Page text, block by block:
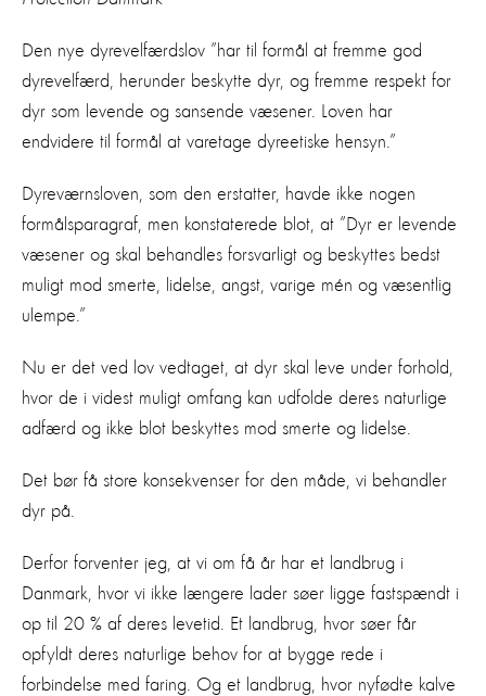
Den nye dyrevelfærdslov ”har til formål at fremme god
dyrevelfærd, herunder beskytte dyr, og fremme respekt for
dyr som levende og sansende væsener. Loven har
endvidere til formål at varetage dyreetiske hensyn.”
Dyreværnsloven, som den erstatter, havde ikke nogen
formålsparagraf, men konstaterede blot, at ”Dyr er levende
væsener og skal behandles forsvarligt og beskyttes bedst
muligt mod smerte, lidelse, angst, varige mén og væsentlig
ulempe.”
Nu er det ved lov vedtaget, at dyr skal leve under forhold,
hvor de i videst muligt omfang kan udfolde deres naturlige
adfærd og ikke blot beskyttes mod smerte og lidelse.
Det bør få store konsekvenser for den måde, vi behandler
dyr på.
Derfor forventer jeg, at vi om få år har et landbrug i
Danmark, hvor vi ikke længere lader søer ligge fastspændt i
op til 20 % af deres levetid. Et landbrug, hvor søer får
opfyldt deres naturlige behov for at bygge rede i
forbindelse med faring. Og et landbrug, hvor nyfødte kalve